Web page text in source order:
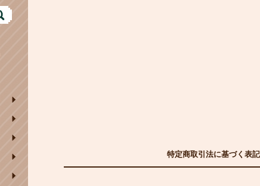
特定商取引法に基づく表記